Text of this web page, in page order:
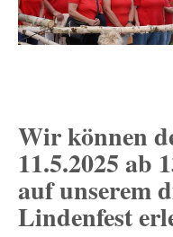
Wir können
11.5.2025 ab
auf unserem
Lindenfest